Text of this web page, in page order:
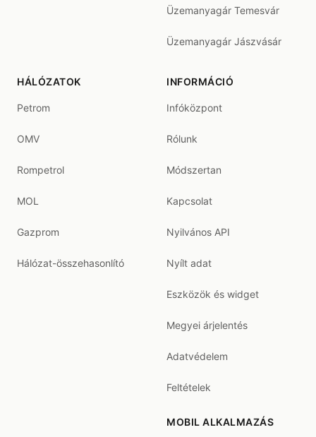
Üzemanyagár Temesvár
Üzemanyagár Jászvásár
HÁLÓZATOK
Petrom
OMV
Rompetrol
MOL
Gazprom
Hálózat-összehasonlító
INFORMÁCIÓ
Infóközpont
Rólunk
Módszertan
Kapcsolat
Nyilvános API
Nyílt adat
Eszközök és widget
Megyei árjelentés
Adatvédelem
Feltételek
MOBIL ALKALMAZÁS